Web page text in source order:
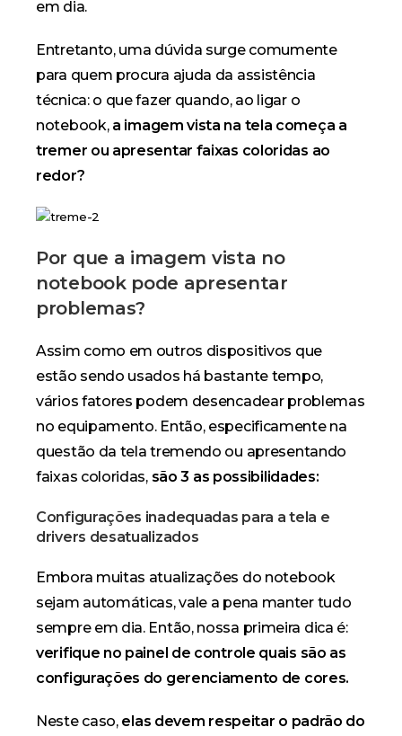
em dia.где взять срочный займ без отказа
Entretanto, uma dúvida surge comumente
para quem procura ajuda da assistência
técnica: o que fazer quando, ao ligar o
notebook, a imagem vista na tela começa a
tremer ou apresentar faixas coloridas ao
redor?
Por que a imagem vista no
notebook pode apresentar
problemas?
Assim como em outros dispositivos que
estão sendo usados há bastante tempo,
vários fatores podem desencadear problemas
no equipamento. Então, especificamente na
questão da tela tremendo ou apresentando
faixas coloridas, são 3 as possibilidades:
Configurações inadequadas para a tela e
drivers desatualizados
Embora muitas atualizações do notebook
sejam automáticas, vale a pena manter tudo
sempre em dia. Então, nossa primeira dica é:
verifique no painel de controle quais são as
configurações do gerenciamento de cores.
Neste caso, elas devem respeitar o padrão do